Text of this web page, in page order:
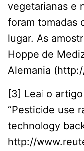
vegetarianas e
foram tomadas
lugar. As
Hoppe de
Alemania
[3] Leai o
“Pesticide use
technology
http://